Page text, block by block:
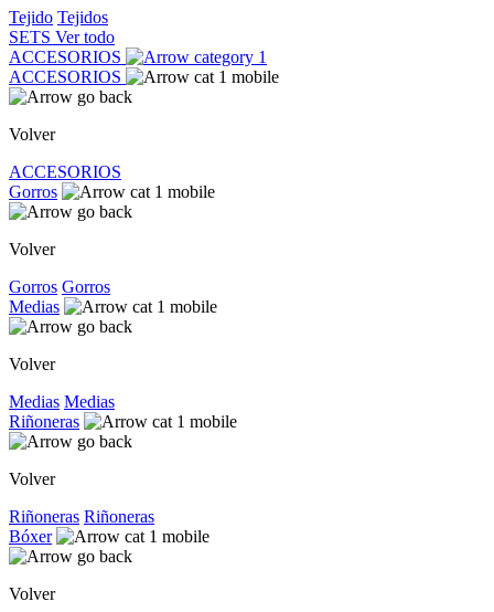
Tejido Tejidos
SETS Ver todo
ACCESORIOS
ACCESORIOS
Volver
ACCESORIOS
Gorros
Volver
Gorros Gorros
Medias
Volver
Medias Medias
Riñoneras
Volver
Riñoneras Riñoneras
Bóxer
Volver